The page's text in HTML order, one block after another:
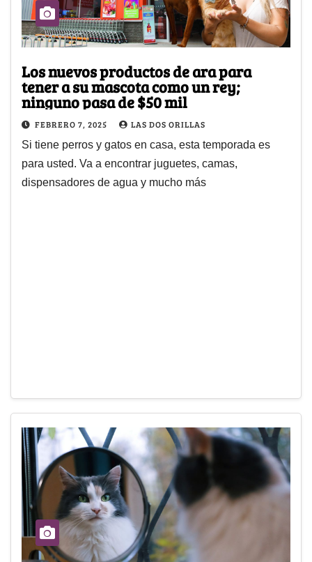
Los nuevos productos de ara para
tener a su mascota como un rey;
ninguno pasa de $50 mil
FEBRERO 7, 2025 LAS DOS ORILLAS
Si tiene perros y gatos en casa, esta temporada es
para usted. Va a encontrar juguetes, camas,
dispensadores de agua y mucho más